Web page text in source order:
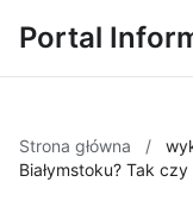
Portal
Strona główna /
Białymstoku? Tak czy